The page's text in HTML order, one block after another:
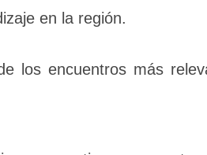
en la región.
los encuentros más